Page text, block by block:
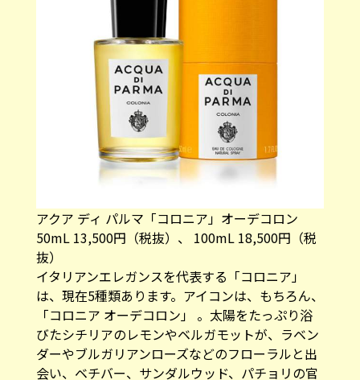
アクア ディ パルマ「コロニア」オーデコロン
50mL 13,500円（税抜）、 100mL 18,500円（税
抜）
イタリアンエレガンスを代表する「コロニア」
は、現在5種類あります。アイコンは、もちろん、
「コロニア オーデコロン」 。太陽をたっぷり浴
びたシチリアのレモンやベルガモットが、ラベン
ダーやブルガリアンローズなどのフローラルと出
会い、ベチバー、サンダルウッド、パチョリの官